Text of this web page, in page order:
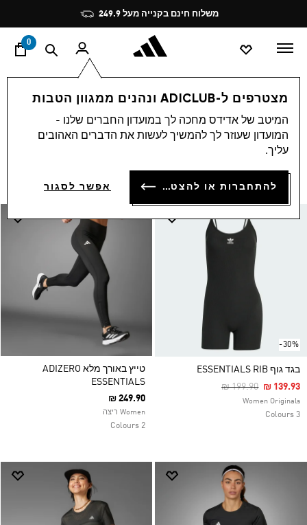
Pause
promotion
rotation
משלוח חינם בקנייה מעל 249.9
0
מצטרפים ל-ADICLUB ונהנים ממגוון הטבות
המיטב של אדידס מחכה לך במועדון החברים שלנו -
המועדון שעוזר לך להמשיך לעשות את הדברים האהובים
עליך.
להתחברות או להצטרפות אפשר לסגור
ביגוד (441)
סינון ומיון
-30%
בגד גוף ESSENTIALS RIB
Price Reduced From
₪ 199.90To₪ 139.93
Women Originals
3 Colours
טייץ באורך מלא ADIZERO
ESSENTIALS
₪ 249.90
Women ריצה
2 Colours